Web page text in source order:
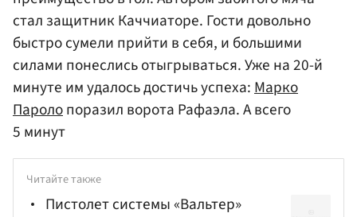
стал защитник Каччиаторе. Гости довольно
быстро сумели прийти в себя, и большими
силами понеслись отыгрываться. Уже на 20-й
минуте им удалось достичь успеха:Марко
Паролопоразил ворота Рафаэла. А всего
5 минут
Читайте также
Пистолет системы «Вальтер»